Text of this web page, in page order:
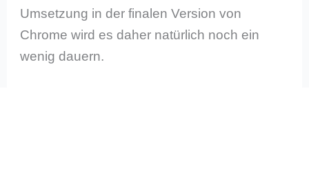
Umsetzung in der finalen Version von
Chrome wird es daher natürlich noch ein
wenig dauern.